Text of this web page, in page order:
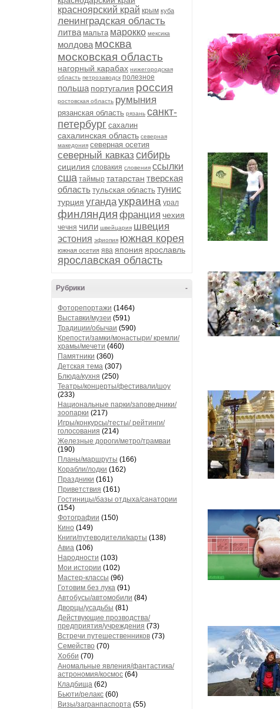
красноярский край крым куба
ленинградская область
литва мальта марокко мексика
молдова москва
московская область
нагорный карабах нижегородская
область петрозаводск полезное
польша португалия россия
ростовская область румыния
рязанская область рязань санкт-
петербург сахалин
сахалинская область северная
македония северная осетия
северный кавказ сибирь
сицилия словакия словения ссылки
сша таймыр татарстан тверская
область тульская область тунис
турция угандаукраина урал
финляндия франция чехия
чечня чили швейцария швеция
эстония эфиопия южная корея
южная осетия ява япония ярославль
ярославская область
-
Рубрики
Фоторепортажи (1464)
Выставки/музеи (591)
Традиции/обычаи (590)
Крепости/замки/монастыри/ кремли/
храмы/мечети (460)
Памятники (360)
Детская тема (307)
Блюда/кухня (250)
Театры/концерты/фестивали/шоу
(233)
Национальные парки/заповедники/
зоопарки (217)
Игры/конкурсы/тесты/ рейтинги/
голосования (214)
Железные дороги/метро/трамваи
(190)
Планы/маршруты (166)
Корабли/лодки (162)
Праздники (161)
Приветствия (161)
Гостиницы/базы отдыха/санатории
(154)
Фотографии (150)
Кино (149)
Книги/путеводители/карты (138)
Авиа (106)
Народности (103)
Мои истории (102)
Мастер-классы (96)
Готовим без лука (91)
Автобусы/автомобили (84)
Дворцы/усадьбы (81)
Действующие прозводства/
предприятия/учреждения (73)
Встречи путешественников (73)
Семейство (70)
Хобби (70)
Аномальные явления/фантастика/
астрономия/космос (64)
Кладбища (62)
Бьюти/релакс (60)
Визы/загранпаспорта (55)